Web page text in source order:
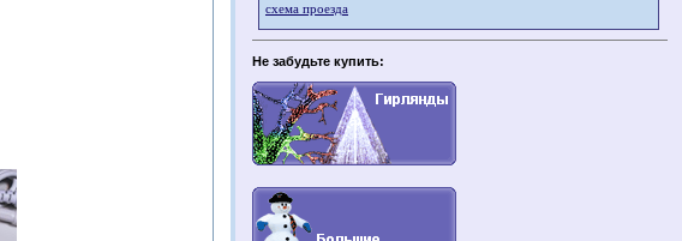
схема проезда
Не забудьте купить: